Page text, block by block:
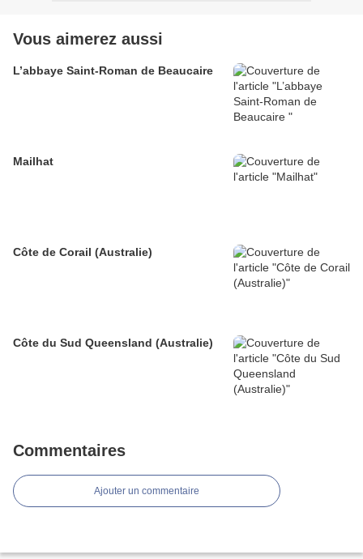
Vous aimerez aussi
L’abbaye Saint-Roman de Beaucaire
Mailhat
Côte de Corail (Australie)
Côte du Sud Queensland (Australie)
Commentaires
Ajouter un commentaire